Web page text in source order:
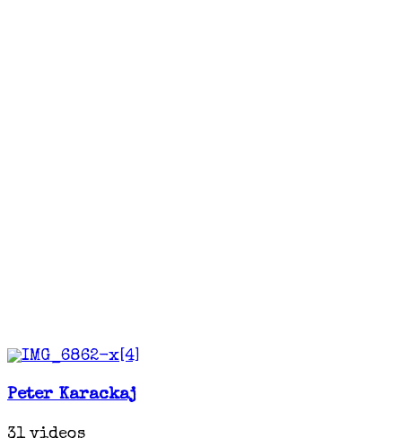
Peter Karackaj
31 videos